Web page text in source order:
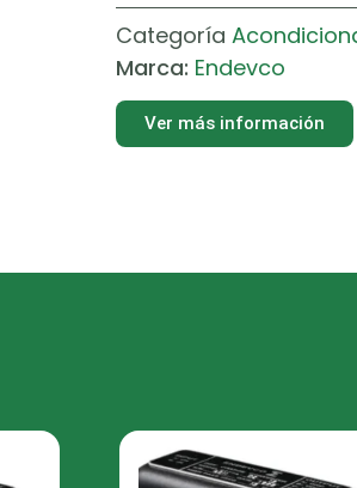
Categoría
Marca: Endevco
Ver más información